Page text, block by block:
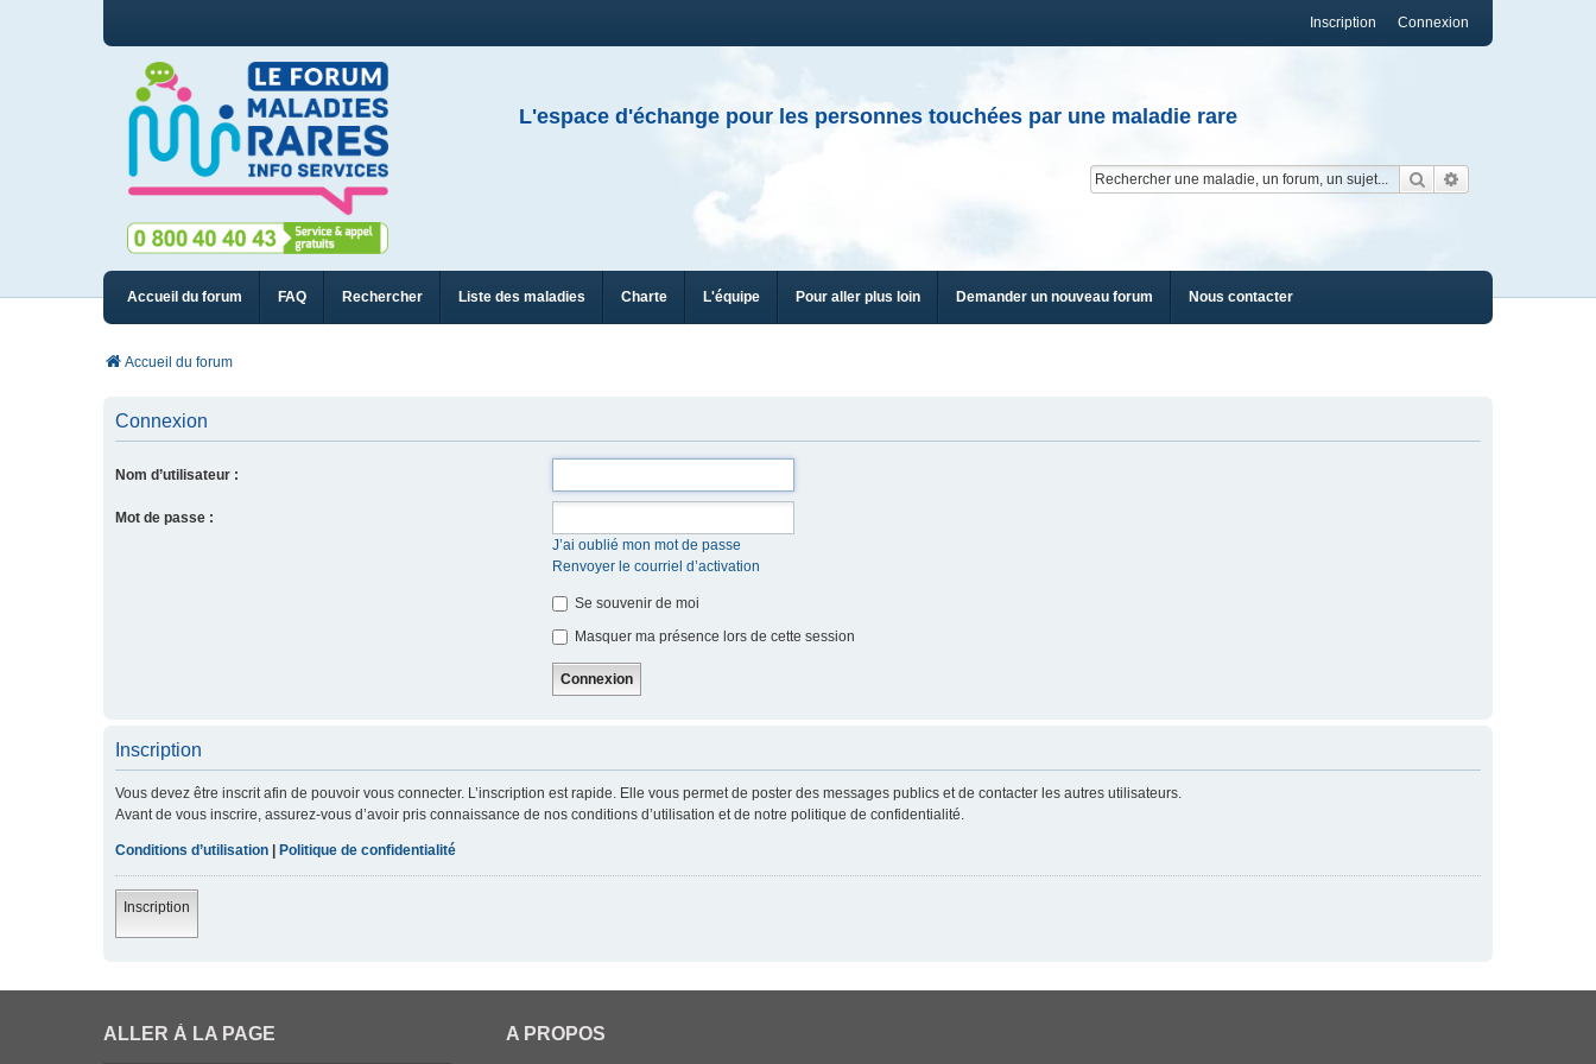
Connexion
Inscription
L'espace d'échange pour les personnes touchées par une maladie rare
Rechercher
Accueil du forum FAQ Rechercher Liste des maladies Charte L'équipe Pour aller plus loin Demander un nouveau forum Nous contacter
Accueil du forum
Connexion
Nom d’utilisateur :
Mot de passe :
J’ai oublié mon mot de passe
Renvoyer le courriel d’activation
Se souvenir de moi
Masquer ma présence lors de cette session
Inscription
Vous devez être inscrit afin de pouvoir vous connecter. L’inscription est rapide. Elle vous permet de poster des messages publics et de contacter les autres utilisateurs.
Avant de vous inscrire, assurez-vous d’avoir pris connaissance de nos conditions d’utilisation et de notre politique de confidentialité.
Conditions d’utilisation Politique de confidentialité
Inscription
ALLER À LA PAGE A PROPOS